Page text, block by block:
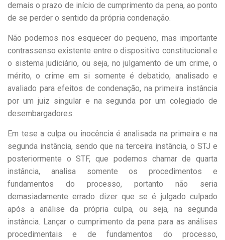
demais o prazo de início de cumprimento da pena, ao ponto
de se perder o sentido da própria condenação.
Não podemos nos esquecer do pequeno, mas importante
contrassenso existente entre o dispositivo constitucional e
o sistema judiciário, ou seja, no julgamento de um crime, o
mérito, o crime em si somente é debatido, analisado e
avaliado para efeitos de condenação, na primeira instância
por um juiz singular e na segunda por um colegiado de
desembargadores.
Em tese a culpa ou inocência é analisada na primeira e na
segunda instância, sendo que na terceira instância, o STJ e
posteriormente o STF, que podemos chamar de quarta
instância, analisa somente os procedimentos e
fundamentos do processo, portanto não seria
demasiadamente errado dizer que se é julgado culpado
após a análise da própria culpa, ou seja, na segunda
instância. Lançar o cumprimento da pena para as análises
procedimentais e de fundamentos do processo,